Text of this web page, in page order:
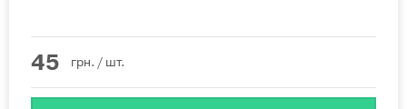
45 грн. / шт.